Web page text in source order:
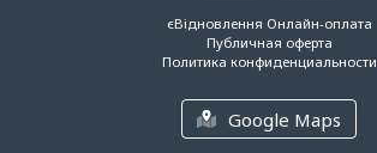
єВідновлення Онлайн-оплата
Публичная оферта
Политика конфиденциальности
Google Maps